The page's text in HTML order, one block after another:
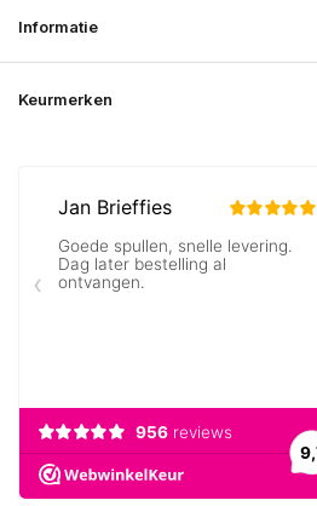
Informatie
Keurmerken